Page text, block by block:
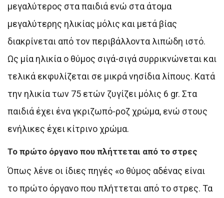
μεγαλύτερος στα παιδιά ενώ στα άτομα
μεγαλύτερης ηλικίας μόλις και μετά βίας
διακρίνεται από τον περιβάλλοντα λιπώδη ιστό.
Ως μία ηλικία ο θύμος σιγά-σιγά συρρικνώνεται και
τελικά εκφυλίζεται σε μικρά νησίδια λίπους. Κατά
την ηλικία των 75 ετών ζυγίζει μόλις 6 gr. Στα
παιδιά έχει ένα γκριζωπό-ροζ χρώμα, ενώ στους
ενήλικες έχει κίτρινο χρώμα.
Το πρώτο όργανο που πλήττεται από το στρες
Όπως λένε οι ίδιες πηγές «ο θύμος αδένας είναι
το πρώτο όργανο που πλήττεται από το στρες. Τα